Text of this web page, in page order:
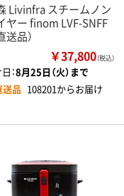
Livinfra スチームノン
ヤー finom LVF-SNFF
送品）
￥37,800（税込）
：8月25日（火）まで
送品 108201からお届け